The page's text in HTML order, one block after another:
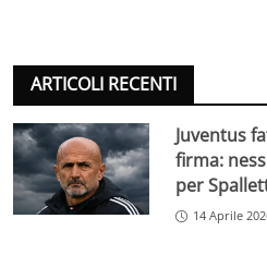
ARTICOLI RECENTI
Juventus
firma:
per
14 Aprile